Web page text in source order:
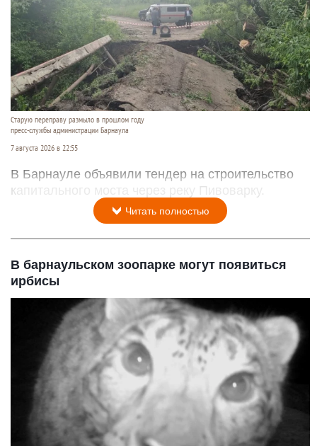
Старую переправу размыло в прошлом году
пресс-службы администрации Барнаула
7 августа 2026 в 22:55
В Барнауле объявили тендер на строительство
капитального моста через реку Пивоварку.
Читать полностью
В барнаульском зоопарке могут появиться
ирбисы